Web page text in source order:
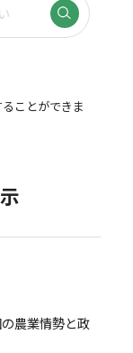
ことができま
農業情勢と政